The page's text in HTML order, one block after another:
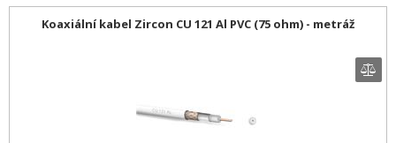
Koaxiální kabel Zircon CU 121 Al PVC (75 ohm) - metráž